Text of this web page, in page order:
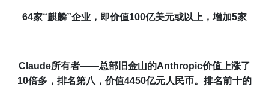
64家“ 麒麟”企业，即价值100亿美元或以上 ， 增加5家
C laude所有者——总部旧金山的Anthropic价值 上涨了
10倍多 ，排名第八， 价值4450亿元人民币。排名前十的